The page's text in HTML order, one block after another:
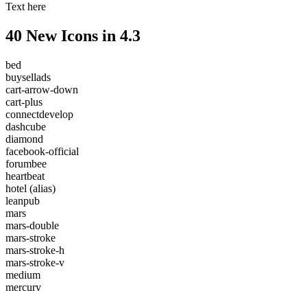
Text here
40 New Icons in 4.3
bed
buysellads
cart-arrow-down
cart-plus
connectdevelop
dashcube
diamond
facebook-official
forumbee
heartbeat
hotel (alias)
leanpub
mars
mars-double
mars-stroke
mars-stroke-h
mars-stroke-v
medium
mercury